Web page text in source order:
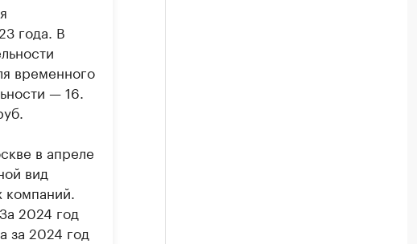
года. В
временного
— 16.
в апреле
вид
2024 год
за 2024 год